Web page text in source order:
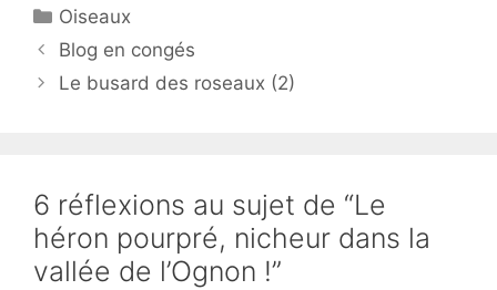
Catégories
Oiseaux
Blog en congés
Le busard des roseaux (2)
6 réflexions au sujet de “Le
héron pourpré, nicheur dans la
vallée de l’Ognon !”